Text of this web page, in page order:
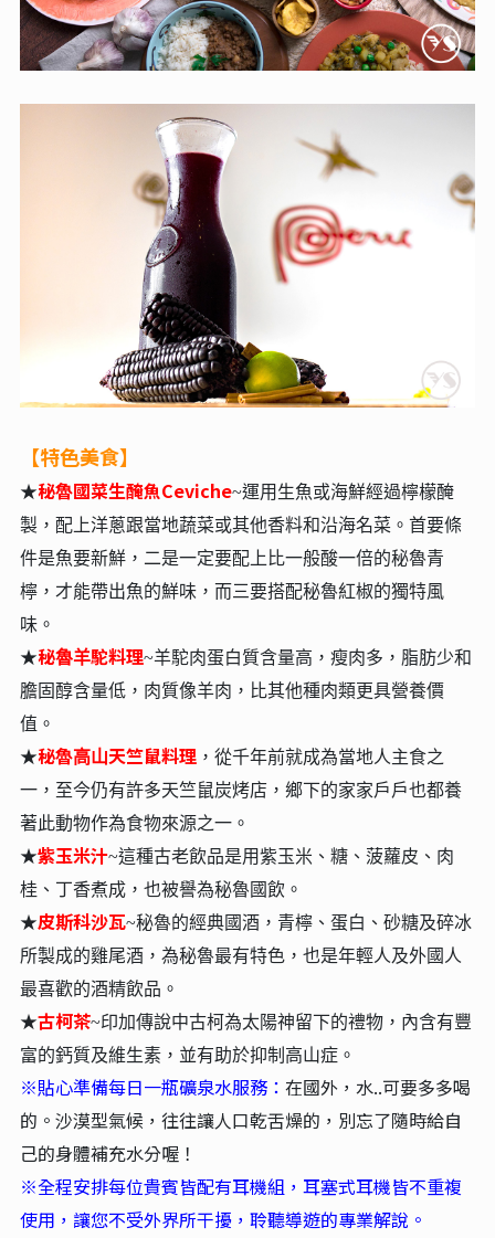
【特色美食】
★秘魯國菜生醃魚Ceviche~運⽤⽣⿂或海鮮經過檸檬醃
製，配上洋蔥跟當地蔬菜或其他香料和沿海名菜。⾸要條
件是⿂要新鮮，⼆是⼀定要配上比⼀般酸⼀倍的秘魯青
檸，才能帶出⿂的鮮味，⽽三要搭配秘魯紅椒的獨特風
味。
★秘魯⽺駝料理~⽺駝⾁蛋⽩質含量⾼，瘦⾁多，脂肪少和
膽固醇含量低，⾁質像⽺⾁，比其他種⾁類更具營養價
值。
★秘魯⾼⼭天竺鼠料理，從千年前就成為當地⼈主食之
⼀，⾄今仍有許多天竺鼠炭烤店，鄉下的家家⼾⼾也都養
著此動物作為食物來源之⼀。
★紫玉米汁~這種古老飲品是⽤紫⽟米、糖、菠蘿⽪、⾁
桂、丁香煮成，也被譽為秘魯國飲。
★皮斯科沙瓦~秘魯的經典國酒，青檸、蛋白、砂糖及碎冰
所製成的雞尾酒，為秘魯最有特色，也是年輕人及外國人
最喜歡的酒精飲品。
★古柯茶~印加傳說中古柯為太陽神留下的禮物，內含有豐
富的鈣質及維生素，並有助於抑制高山症。
※貼心準備每日一瓶礦泉水服務： 在國外，水..可要多多喝
的。沙漠型氣候，往往讓人口乾舌燥的，別忘了隨時給自
己的身體補充水分喔！
※全程安排每位貴賓皆配有耳機組，耳塞式耳機皆不重複
使用，讓您不受外界所干擾，聆聽導遊的專業解說。